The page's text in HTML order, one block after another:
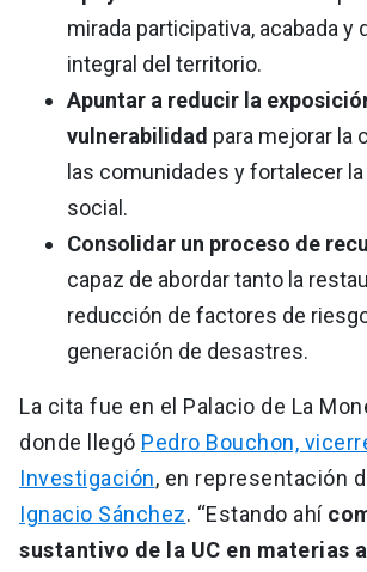
mirada participativa, acabada y
integral del territorio.
Apuntar a reducir la
vulnerabilidad para mejorar la
las comunidades y fortalecer
social.
Consolidar un proceso de
capaz de abordar tanto la
reducción de factores de
generación de desastres.
La cita fue en el Palacio de La
donde llegó Pedro Bouchon,
Investigación, en representación
Ignacio Sánchez. “Estando ahí
sustantivo de la UC en materias